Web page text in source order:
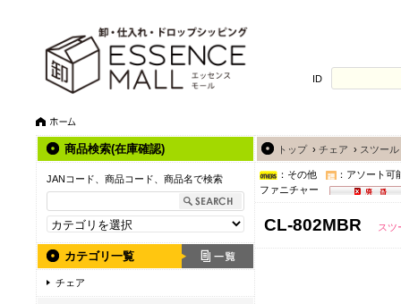
ID
商品検索(在庫確認)
JANコード、商品コード、商品名で検索
カテゴリ一覧
チェア
トップ› チェア › スツール
：その他
：アソート可
ファニチャー
CL-802MBR スツ